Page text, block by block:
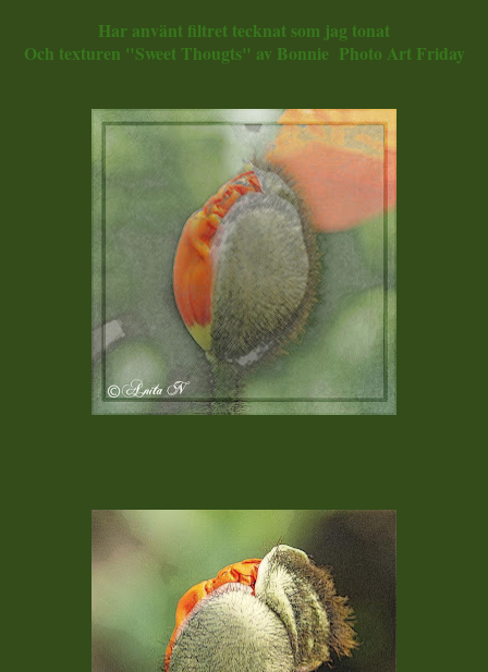
Har använt filtret tecknat som jag tonat
Och texturen "Sweet Thougts" av Bonnie Photo Art Friday